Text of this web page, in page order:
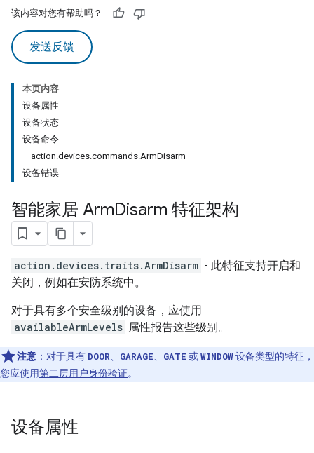
该内容对您有帮助吗？
发送反馈
本页内容
设备属性
设备状态
设备命令
action.devices.commands.ArmDisarm
设备错误
智能家居 ArmDisarm 特征架构
action.devices.traits.ArmDisarm - 此特征支持开启和
关闭，例如在安防系统中。
对于具有多个安全级别的设备，应使用
availableArmLevels 属性报告这些级别。
注意 ：对于具有 DOOR GARAGE GATE 或WINDOW设备类型的特征，
您应使用第二层用户身份验证。
设备属性